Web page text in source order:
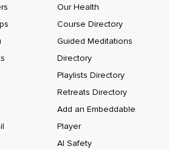
in der Wahrheit zu sein.
Schöpfungsprozesses zu sein.
Our Health
Course Directory
Guided Meditations
Directory
Playlists Directory
Retreats Directory
Add an Embeddable
Player
AI Safety